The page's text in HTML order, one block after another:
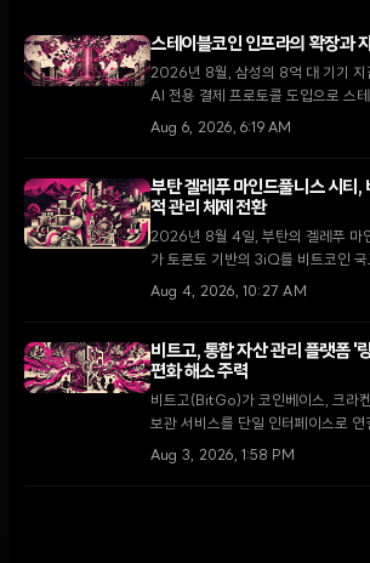
스테이블코인 인프라의 확장과
2026년 8월, 삼성의 8억 대 기기 지
AI 전용 결제 프로토콜 도입으로 스
단을 넘어 글로벌 디지털 경제의 핵
Aug 6, 2026, 6:19 AM
부탄 겔레푸 마인드풀니스 시티,
적 관리 체제 전환
2026년 8월 4일, 부탄의 겔레푸 마
가 토론토 기반의 3iQ를 비트코인
순 보유에서 능동적 운용으로 전략을
Aug 4, 2026, 10:27 AM
비트고, 통합 자산 관리 플랫폼 '
편화 해소 주력
비트고(BitGo)가 코인베이스, 크라
보관 서비스를 단일 인터페이스로
시했다. 2026년 기관 투자자의 73%
Aug 3, 2026, 1:58 PM